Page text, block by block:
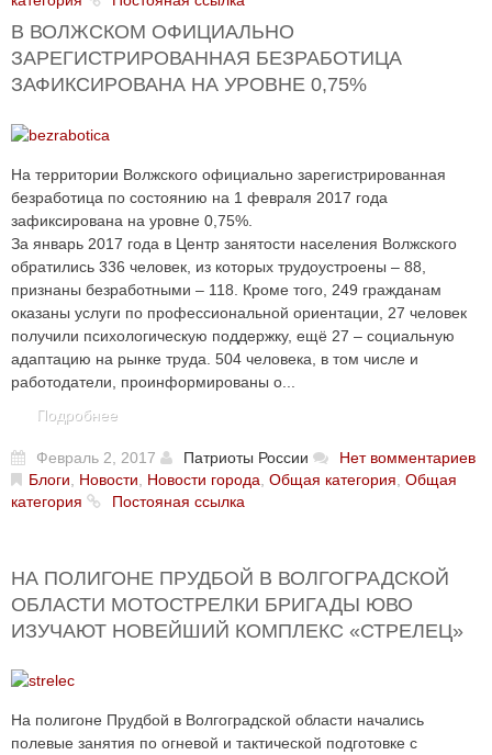
В ВОЛЖСКОМ ОФИЦИАЛЬНО
ЗАРЕГИСТРИРОВАННАЯ БЕЗРАБОТИЦА
ЗАФИКСИРОВАНА НА УРОВНЕ 0,75%
На территории Волжского официально зарегистрированная
безработица по состоянию на 1 февраля 2017 года
зафиксирована на уровне 0,75%.
За январь 2017 года в Центр занятости населения Волжского
обратились 336 человек, из которых трудоустроены – 88,
признаны безработными – 118. Кроме того, 249 гражданам
оказаны услуги по профессиональной ориентации, 27 человек
получили психологическую поддержку, ещё 27 – социальную
адаптацию на рынке труда. 504 человека, в том числе и
работодатели, проинформированы о...
Подробнее
Февраль 2, 2017 Патриоты России
Нет вомментариев
Блоги
Новости Новости города Общая категория Общая
категория
Постояная ссылка
НА ПОЛИГОНЕ ПРУДБОЙ В ВОЛГОГРАДСКОЙ
ОБЛАСТИ МОТОСТРЕЛКИ БРИГАДЫ ЮВО
ИЗУЧАЮТ НОВЕЙШИЙ КОМПЛЕКС «СТРЕЛЕЦ»
На полигоне Прудбой в Волгоградской области начались
полевые занятия по огневой и тактической подготовке с